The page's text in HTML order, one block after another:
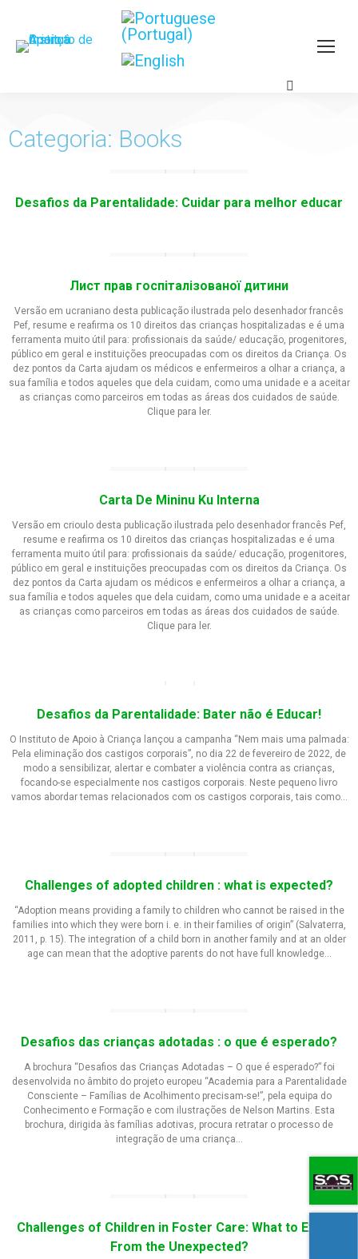
Categoria: Books
Desafios da Parentalidade: Cuidar para melhor educar
Лист прав госпіталізованої дитини
Versão em ucraniano desta publicação ilustrada pelo desenhador francês
Pef, resume e reafirma os 10 direitos das crianças hospitalizadas e é uma
ferramenta muito útil para: profissionais da saúde/ educação, progenitores,
público em geral e instituições preocupadas com os direitos da Criança. Os
dez pontos da Carta ajudam os médicos e enfermeiros a olhar a criança, a
sua família e todos aqueles que dela cuidam, como uma unidade e a aceitar
as crianças como parceiros em todas as áreas dos cuidados de saúde.
Clique para ler.
Carta De Mininu Ku Interna
Versão em crioulo desta publicação ilustrada pelo desenhador francês Pef,
resume e reafirma os 10 direitos das crianças hospitalizadas e é uma
ferramenta muito útil para: profissionais da saúde/ educação, progenitores,
público em geral e instituições preocupadas com os direitos da Criança. Os
dez pontos da Carta ajudam os médicos e enfermeiros a olhar a criança, a
sua família e todos aqueles que dela cuidam, como uma unidade e a aceitar
as crianças como parceiros em todas as áreas dos cuidados de saúde.
Clique para ler.
Desafios da Parentalidade: Bater não é Educar!
O Instituto de Apoio à Criança lançou a campanha “Nem mais uma palmada:
Pela eliminação dos castigos corporais”, no dia 22 de fevereiro de 2022, de
modo a sensibilizar, alertar e combater a violência contra as crianças,
focando-se especialmente nos castigos corporais. Neste pequeno livro
vamos abordar temas relacionados com os castigos corporais, tais como…
Challenges of adopted children : what is expected?
“Adoption means providing a family to children who cannot be raised in the
families into which they were born i. e. in their families of origin” (Salvaterra,
2011, p. 15). The integration of a child born in another family and at an older
age can mean that the adoptive parents do not have full knowledge…
Desafios das crianças adotadas : o que é esperado?
A brochura “Desafios das Crianças Adotadas – O que é esperado?” foi
desenvolvida no âmbito do projeto europeu “Academia para a Parentalidade
Consciente – Famílias de Acolhimento precisam-se!”, pela equipa do
Conhecimento e Formação e com ilustrações de Nelson Martins. Esta
brochura, dirigida às famílias adotivas, procura retratar o processo de
integração de uma criança…
Challenges of Children in Foster Care: What to Expect
From the Unexpected?